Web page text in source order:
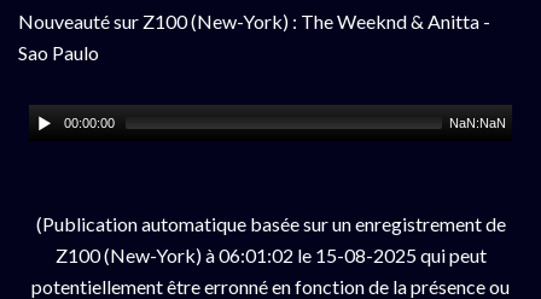
Nouveauté sur Z100 (New-York) : The Weeknd & Anitta -
Sao Paulo
00:00:00 NaN:NaN
(Publication automatique basée sur un enregistrement de
Z100 (New-York) à 06:01:02 le 15-08-2025 qui peut
potentiellement être erronné en fonction de la présence ou